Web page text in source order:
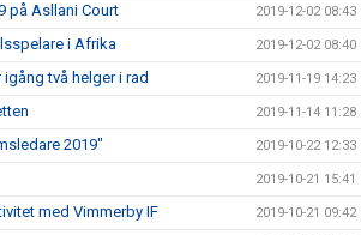
på Asllani Court 2019-12-02 08:43
i Afrika 2019-12-02 08:40
två helger i rad 2019-11-19 14:23
2019-11-14 11:28
2019" 2019-10-22 12:33
2019-10-21 15:41
med Vimmerby IF 2019-10-21 09:42